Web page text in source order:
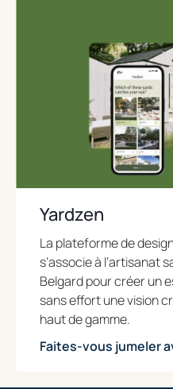
Yardzen
La plateforme de
s’associe à l’artisanat
Belgard pour créer un
sans effort une vision
haut de gamme.
Faites-vous jumeler